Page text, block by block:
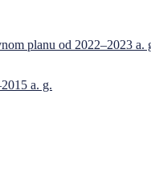
planu od 2022–2023 a.
a. g.